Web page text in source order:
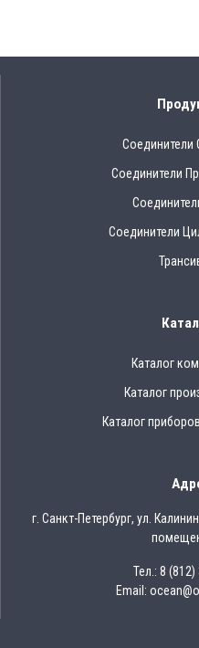
Соединители
Соединители
Соединители
Каталог
Каталог
Каталог
г. Санкт-Петербург, ул.
Тел.: 8
Email: